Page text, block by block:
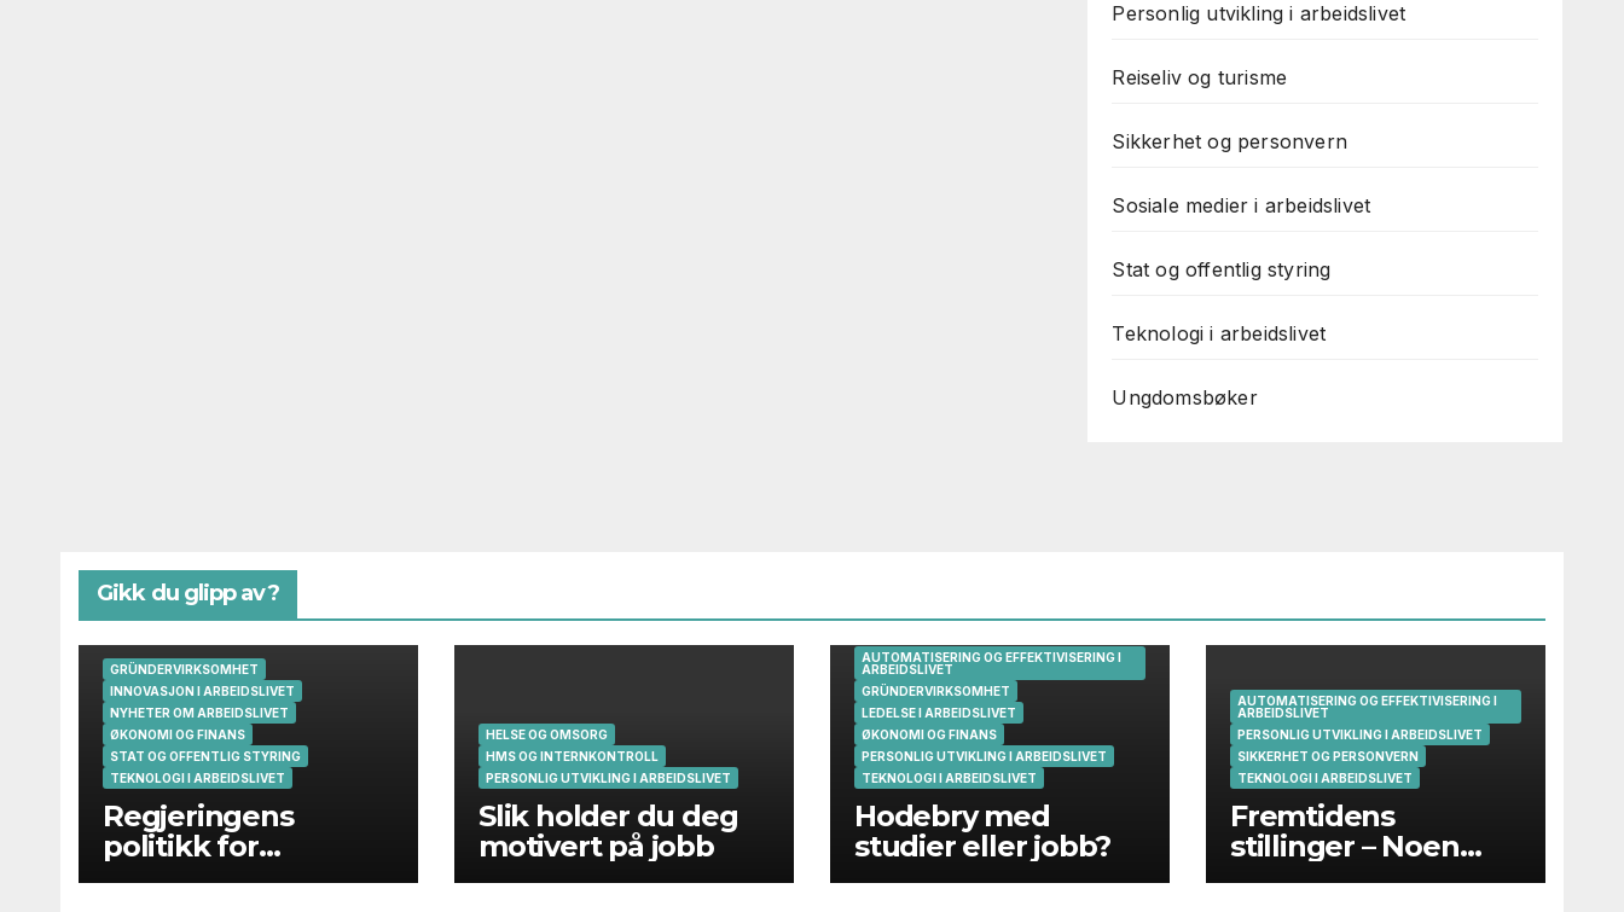
Personlig utvikling i arbeidslivet
Reiseliv og turisme
Sikkerhet og personvern
Sosiale medier i arbeidslivet
Stat og offentlig styring
Teknologi i arbeidslivet
Ungdomsbøker
Gikk du glipp av?
GRÜNDERVIRKSOMHET
INNOVASJON I ARBEIDSLIVET
NYHETER OM ARBEIDSLIVET
ØKONOMI OG FINANS
STAT OG OFFENTLIG STYRING
TEKNOLOGI I ARBEIDSLIVET
Regjeringens
politikk for
gründere og
HELSE OG OMSORG
HMS OG INTERNKONTROLL
PERSONLIG UTVIKLING I ARBEIDSLIVET
Slik holder du deg
motivert på jobb
AUTOMATISERING OG EFFEKTIVISERING I
ARBEIDSLIVET
GRÜNDERVIRKSOMHET
LEDELSE I ARBEIDSLIVET
ØKONOMI OG FINANS
PERSONLIG UTVIKLING I ARBEIDSLIVET
TEKNOLOGI I ARBEIDSLIVET
Hodebry med
studier eller jobb?
AUTOMATISERING OG EFFEKTIVISERING I
ARBEIDSLIVET
PERSONLIG UTVIKLING I ARBEIDSLIVET
SIKKERHET OG PERSONVERN
TEKNOLOGI I ARBEIDSLIVET
Fremtidens
stillinger – Noen
eksempler